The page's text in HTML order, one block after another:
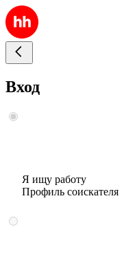
Вход
Я ищу работу
Профиль соискателя